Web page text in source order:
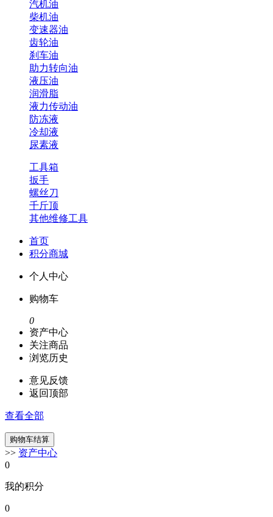
汽机油
柴机油
变速器油
齿轮油
刹车油
助力转向油
液压油
润滑脂
液力传动油
防冻液
冷却液
尿素液
工具箱
扳手
螺丝刀
千斤顶
其他维修工具
首页
积分商城
个人中心
购物车
0
资产中心
关注商品
浏览历史
意见反馈
返回顶部
查看全部
>> 资产中心
0
我的积分
0